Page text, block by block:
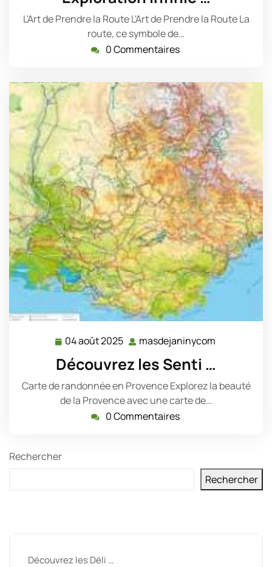
2025
L'Art de Prendre la Route L'Art de Prendre la Route La
route, ce symbole de…
0 Commentaires
04 août 2025 04
août
2025
masdejaninycom
Découvrez les Senti …
Carte de randonnée en Provence Explorez la beauté
de la Provence avec une carte de…
0 Commentaires
Rechercher
Rechercher
Découvrez les Déli …